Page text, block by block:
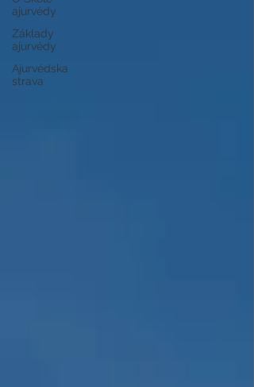
ajurvédy
Základy
ajurvédy
Ajurvédska
strava